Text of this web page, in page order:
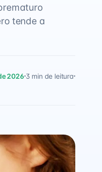
tende a
2026 3 min de leitura